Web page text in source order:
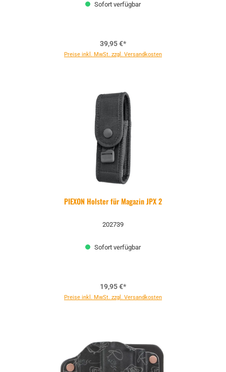
Sofort verfügbar
39,95 €*
Preise inkl. MwSt. zzgl. Versandkosten
PIEXON Holster für Magazin JPX 2
202739
Sofort verfügbar
19,95 €*
Preise inkl. MwSt. zzgl. Versandkosten